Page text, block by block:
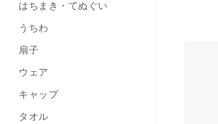
はちまき・てぬぐい
うちわ
扇子
ウェア
キャップ
タオル